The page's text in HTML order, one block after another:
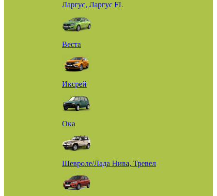
Ларгус, Ларгус FL
Веста
Иксрей
Ока
Шевроле/Лада Нива, Тревел